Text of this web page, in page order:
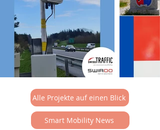
(Geschwindigkeitsharmonisierung
und Gefahrenwarnung),
welche Ende 2024 in
Betrieb geht.
Alle Projekte auf einen Blick
Smart Mobility News